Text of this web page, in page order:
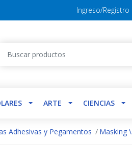
Ingreso/Registro
ARTE CIENCIAS
Adhesivas y Pegamentos Masking